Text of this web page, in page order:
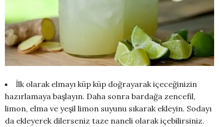
İlk olarak elmayı küp küp doğrayarak içeceğinizin
hazırlamaya başlayın. Daha sonra bardağa zencefil,
limon, elma ve yeşil limon suyunu sıkarak ekleyin. Sodayı
da ekleyerek dilerseniz taze naneli olarak içebilirsiniz.